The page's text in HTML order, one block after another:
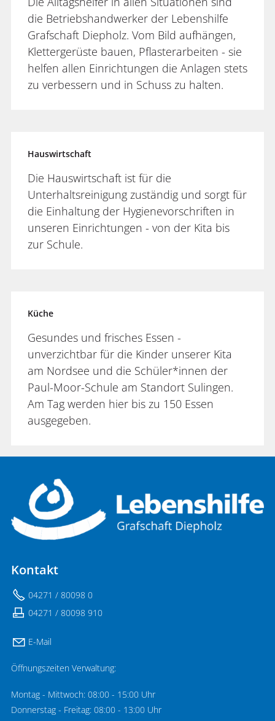
die Betriebshandwerker der Lebenshilfe
Grafschaft Diepholz. Vom Bild aufhängen,
Klettergerüste bauen, Pflasterarbeiten - sie
helfen allen Einrichtungen die Anlagen stets
zu verbessern und in Schuss zu halten.
Hauswirtschaft
Die Hauswirtschaft ist für die
Unterhaltsreinigung zuständig und sorgt für
die Einhaltung der Hygienevorschriften in
unseren Einrichtungen - von der Kita bis
zur Schule.
Küche
Gesundes und frisches Essen -
unverzichtbar für die Kinder unserer Kita
am Nordsee und die Schüler*innen der
Paul-Moor-Schule am Standort Sulingen.
Am Tag werden hier bis zu 150 Essen
ausgegeben.
Kontakt
04271 / 80098 0
04271 / 80098 910
E-Mail
Öffnungszeiten Verwaltung:
Montag - Mittwoch: 08:00 - 15:00 Uhr
Donnerstag - Freitag: 08:00 - 13:00 Uhr